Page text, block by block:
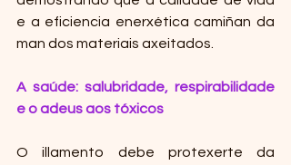
e a eficiencia enerxética camiñan da
man dos materiais axeitados.
A saúde: salubridade, respirabilidade
e o adeus aos tóxicos
O illamento debe protexerte da